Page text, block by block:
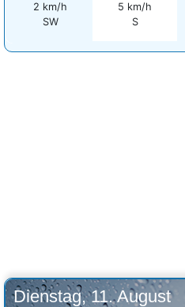
2 km/h
SW
5 km/h
S
Dienstag, 11. August